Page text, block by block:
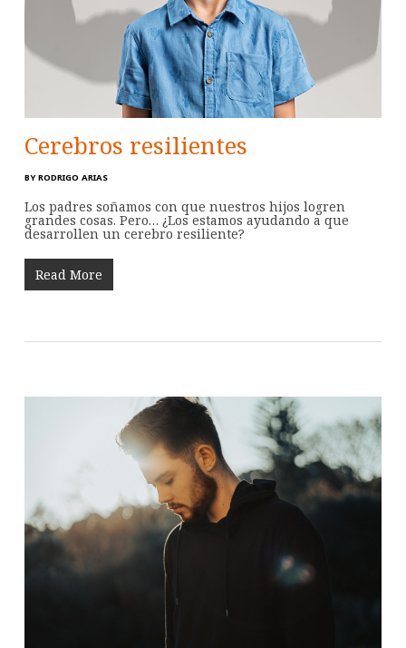
Cerebros resilientes
BY RODRIGO ARIAS
Los padres soñamos con que nuestros hijos logren
grandes cosas. Pero… ¿Los estamos ayudando a que
desarrollen un cerebro resiliente?
Read More